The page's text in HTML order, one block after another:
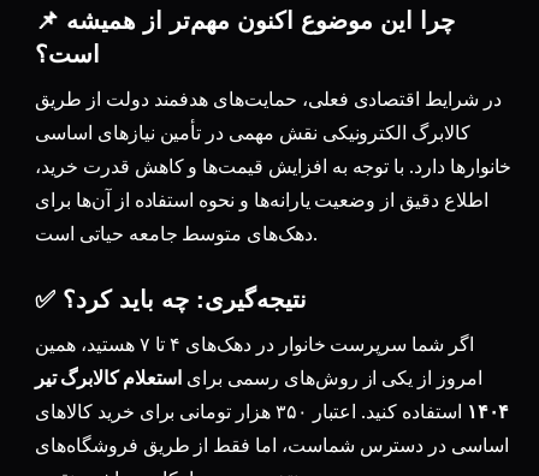
📌 چرا این موضوع اکنون مهم‌تر از همیشه
است؟
در شرایط اقتصادی فعلی، حمایت‌های هدفمند دولت از طریق
کالابرگ الکترونیکی نقش مهمی در تأمین نیازهای اساسی
خانوارها دارد. با توجه به افزایش قیمت‌ها و کاهش قدرت خرید،
اطلاع دقیق از وضعیت یارانه‌ها و نحوه استفاده از آن‌ها برای
دهک‌های متوسط جامعه حیاتی است.
✅ نتیجه‌گیری: چه باید کرد؟
اگر شما سرپرست خانوار در دهک‌های ۴ تا ۷ هستید، همین
امروز از یکی از روش‌های رسمی برای استعلام کالابرگ تیر
۱۴۰۴
استفاده کنید. اعتبار ۳۵۰ هزار تومانی برای خرید کالاهای
اساسی در دسترس شماست، اما فقط از طریق فروشگاه‌های